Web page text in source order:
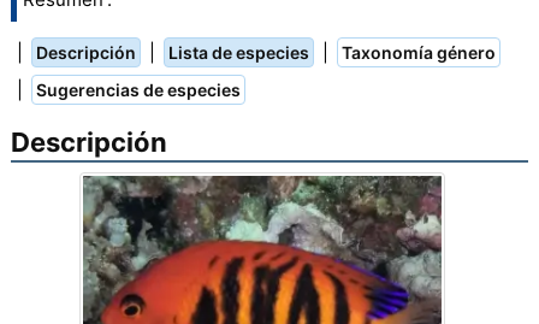
Descripción Lista de especies Taxonomía género
Sugerencias de especies
Descripción